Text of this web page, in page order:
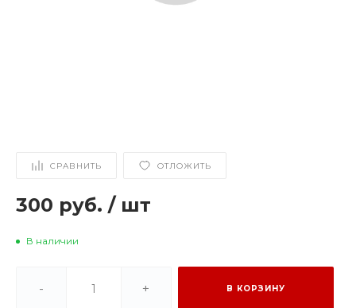
СРАВНИТЬ ОТЛОЖИТЬ
300 руб. / шт
В наличии
- + В КОРЗИНУ